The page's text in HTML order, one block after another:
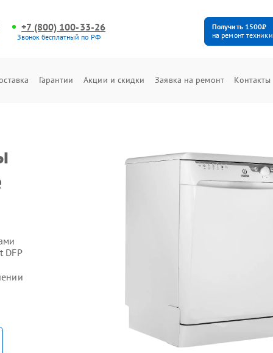
+7 (800) 100-33-26
Звонок бесплатный по РФ
Получить 1500₽
на ремонт техники
Гарантии Акции и скидки Заявка на ремонт Контакты
DFP